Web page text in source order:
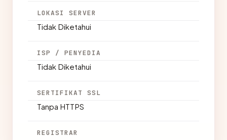
LOKASI SERVER
Tidak Diketahui
ISP / PENYEDIA
Tidak Diketahui
SERTIFIKAT SSL
Tanpa HTTPS
REGISTRAR